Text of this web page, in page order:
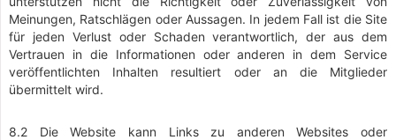
Meinungen, Ratschlägen oder Aussagen. In jedem Fall ist die Site
für jeden Verlust oder Schaden verantwortlich, der aus dem
Vertrauen in die Informationen oder anderen in dem Service
veröffentlichten Inhalten resultiert oder an die Mitglieder
übermittelt wird.
8.2 Die Website kann Links zu anderen Websites oder